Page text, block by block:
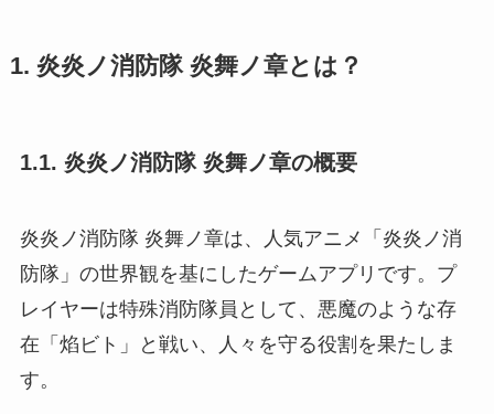
1. 炎炎ノ消防隊 炎舞ノ章とは？
1.1. 炎炎ノ消防隊 炎舞ノ章の概要
炎炎ノ消防隊 炎舞ノ章は、人気アニメ「炎炎ノ消
防隊」の世界観を基にしたゲームアプリです。プ
レイヤーは特殊消防隊員として、悪魔のような存
在「焰ビト」と戦い、人々を守る役割を果たしま
す。